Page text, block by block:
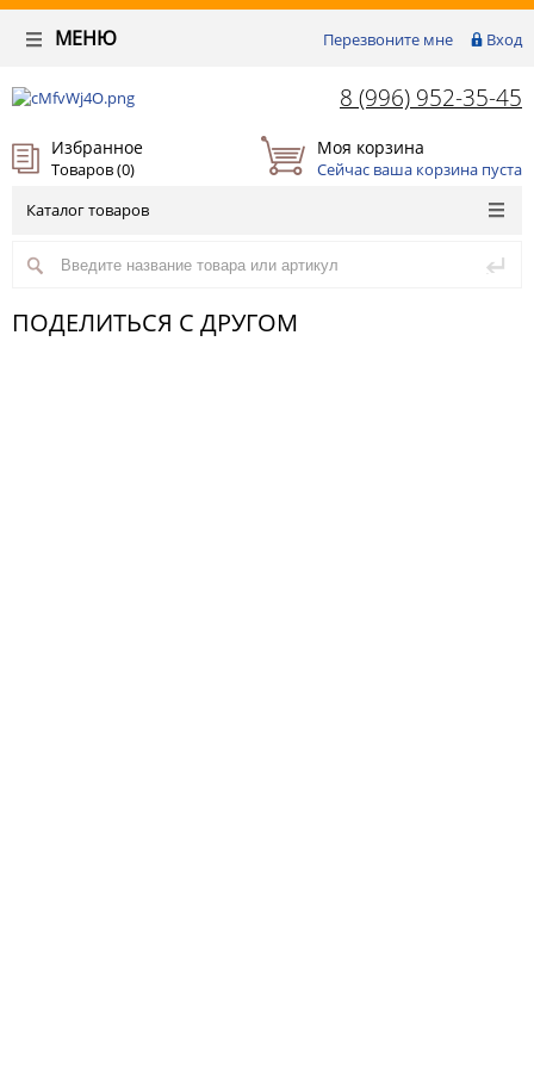
Перезвоните мне Вход
МЕНЮ
8 (996) 952-35-45
Избранное
Товаров (0)
Моя корзина
Сейчас ваша корзина пуста
Каталог товаров
ПОДЕЛИТЬСЯ С ДРУГОМ